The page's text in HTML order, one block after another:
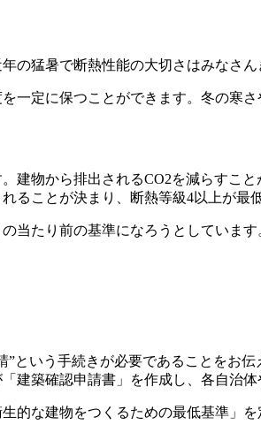
猛暑で断熱性能の大切さはみなさん
一定に保つことができます。冬の寒
建物から排出されるCO2を減らすこ
ることが決まり、断熱等級4以上が最
当たり前の基準になろうとしていま
という手続きが必要であることをお
築確認申請書」を作成し、各自治体
的な建物をつくるための最低基準」